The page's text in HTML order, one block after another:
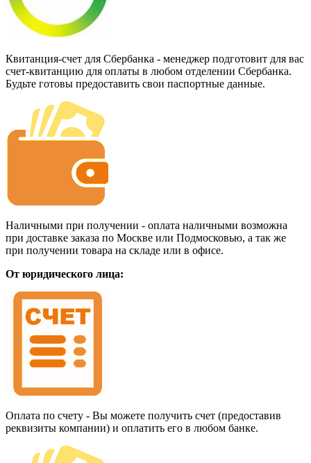
Квитанция-счет для Сбербанка - менеджер подготовит для вас
счет-квитанцию для оплаты в любом отделении Сбербанка.
Будьте готовы предоставить свои паспортные данные.
Наличными при получении - оплата наличными возможна
при доставке заказа по Москве или Подмосковью, а так же
при получении товара на складе или в офисе.
От юридического лица:
Оплата по счету - Вы можете получить счет (предоставив
реквизиты компании) и оплатить его в любом банке.